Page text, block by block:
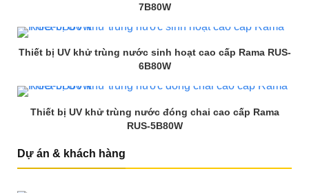
7B80W
Thiết bị UV khử trùng nước sinh hoạt cao cấp Rama RUS-
6B80W
Thiết bị UV khử trùng nước đóng chai cao cấp Rama
RUS-5B80W
Dự án & khách hàng